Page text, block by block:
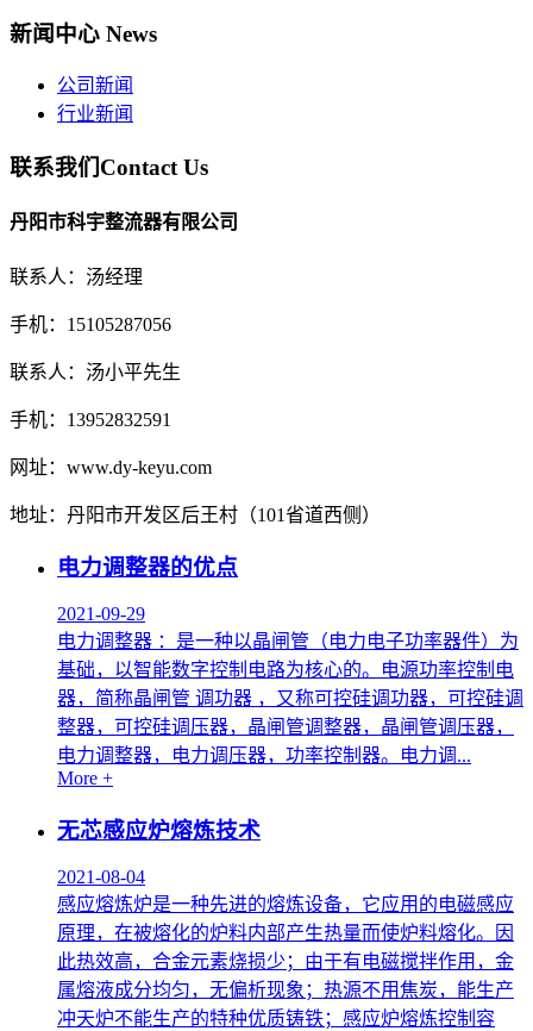
新闻中心 News
公司新闻
行业新闻
联系我们Contact Us
丹阳市科宇整流器有限公司
联系人：汤经理
手机：15105287056
联系人：汤小平先生
手机：13952832591
网址：www.dy-keyu.com
地址：丹阳市开发区后王村（101省道西侧）
电力调整器的优点
2021-09-29
电力调整器 ：是一种以晶闸管（电力电子功率器件）为
基础，以智能数字控制电路为核心的。电源功率控制电
器，简称晶闸管 调功器 ，又称可控硅调功器，可控硅调
整器，可控硅调压器，晶闸管调整器，晶闸管调压器，
电力调整器，电力调压器，功率控制器。电力调...
More +
无芯感应炉熔炼技术
2021-08-04
感应熔炼炉是一种先进的熔炼设备，它应用的电磁感应
原理，在被熔化的炉料内部产生热量而使炉料熔化。因
此热效高，合金元素烧损少；由于有电磁搅拌作用，金
属熔液成分均匀，无偏析现象；热源不用焦炭，能生产
冲天炉不能生产的特种优质铸铁；感应炉熔炼控制容